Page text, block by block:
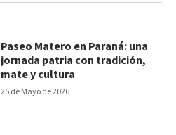
25 de Mayo de 2026
Paseo Matero en Paraná: una
jornada patria con tradición,
mate y cultura